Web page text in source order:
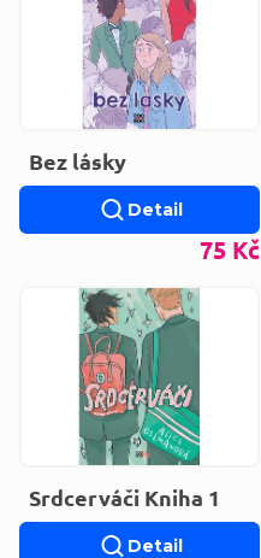
Bez lásky
75 Kč
Detail
Srdcerváči Kniha 1
Detail